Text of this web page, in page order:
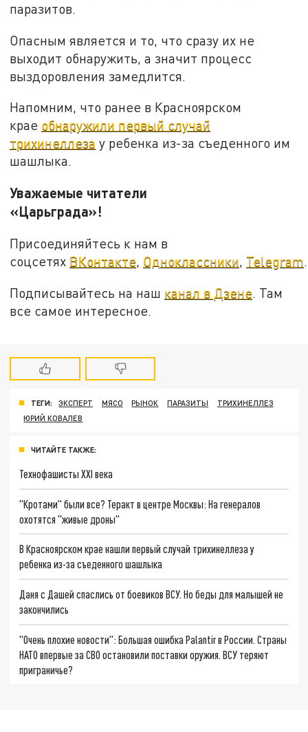
паразитов.
Опасным является и то, что сразу их не
выходит обнаружить, а значит процесс
выздоровления замедлится.
Напомним, что ранее в Красноярском
крае обнаружили первый случай
трихинеллеза у ребенка из-за съеденного им
шашлыка.
Уважаемые читатели
«Царьграда»!
Присоединяйтесь к нам в
соцсетях ВКонтакте, Одноклассники, Telegram.
Подписывайтесь на наш канал в Дзене . Там
все самое интересное.
ТЕГИ: ЭКСПЕРТ МЯСО РЫНОК ПАРАЗИТЫ
ТРИХИНЕЛЛЕЗ
ЮРИЙ КОВАЛЕВ
ЧИТАЙТЕ ТАКЖЕ:
Технофашисты XXI века
"Кротами" были все? Теракт в центре Москвы: На генералов
охотятся "живые дроны"
В Красноярском крае нашли первый случай трихинеллеза у
ребенка из-за съеденного шашлыка
Даня с Дашей спаслись от боевиков ВСУ. Но беды для малышей не
закончились
"Очень плохие новости": Большая ошибка Palantir в России. Страны
НАТО впервые за СВО остановили поставки оружия. ВСУ теряют
приграничье?